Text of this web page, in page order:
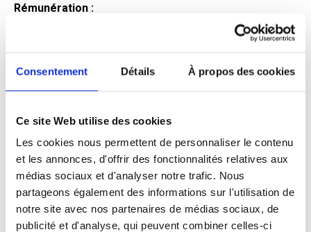
Consentement Détails À propos des cookies
Ce site Web utilise des cookies
Les cookies nous permettent de personnaliser le contenu
et les annonces, d'offrir des fonctionnalités relatives aux
médias sociaux et d'analyser notre trafic. Nous
partageons également des informations sur l'utilisation de
notre site avec nos partenaires de médias sociaux, de
publicité et d'analyse, qui peuvent combiner celles-ci
Rémunération :
Profil du
candidat
Qualifications et diplômes :
Profil recherché :